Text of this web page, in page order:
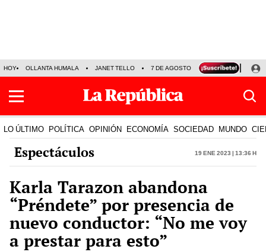
HOY OLLANTA HUMALA JANET TELLO 7 DE AGOSTO TINKA RESULTADOS
LO ÚLTIMO POLÍTICA OPINIÓN ECONOMÍA SOCIEDAD MUNDO
Espectáculos 19 Ene 2023 | 13:36 h
Karla Tarazon abandona
“Préndete” por presencia de
nuevo conductor: “No me voy
a prestar para esto”